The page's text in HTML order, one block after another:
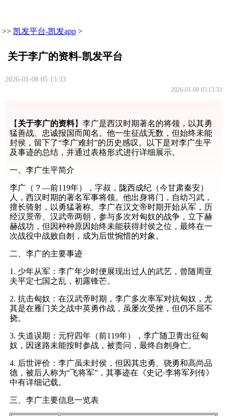
>> 凯发平台-凯发app >
关于李广的资料-凯发平台
2026-01-08 05:13:33
2026-01-08 05:13:33
【 关于李广的资料】李广是西汉时期著名的将领，以其勇
猛善战、忠诚报国而闻名。他一生征战无数，但始终未能
封侯，留下了“李广难封”的历史感叹。以下是对李广生平
及事迹的总结，并通过表格形式进行详细展示。
一、李广生平简介
李广（？—前119年），字叔，陇西成纪（今甘肃秦安）
人，西汉时期的著名军事将领。他出身将门，自幼习武，
擅长骑射，以勇猛著称。李广在汉文帝时期开始从军，历
经汉景帝、汉武帝两朝，参与多次对匈奴的战争，立下赫
赫战功，但因种种原因始终未能获得封侯之位，最终在一
次战役中战败自刎，成为后世惋惜的对象。
二、李广的主要事迹
1. 少年从军：李广年少时便展现出过人的武艺，曾随周亚
夫平定七国之乱，初露锋芒。
2. 抗击匈奴：在汉武帝时期，李广多次率军对抗匈奴，尤
其是在雁门关之战中英勇作战，虽屡次受挫，但仍不屈不
挠。
3. 失道误期：元狩四年（前119年），李广随卫青出征匈
奴，因迷路未能按时参战，被责问，最终自刎身亡。
4. 后世评价：李广虽未封侯，但因其忠勇、骁勇和高尚品
德，被后人称为“飞将军”，其事迹在《史记·李将军列传》
中有详细记载。
三、李广主要信息一览表